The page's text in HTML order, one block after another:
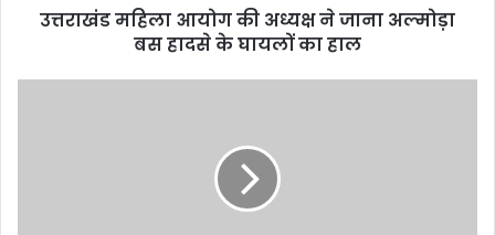
उत्तराखंड महिला आयोग की अध्यक्ष ने जाना अल्मोड़ा
बस हादसे के घायलों का हाल